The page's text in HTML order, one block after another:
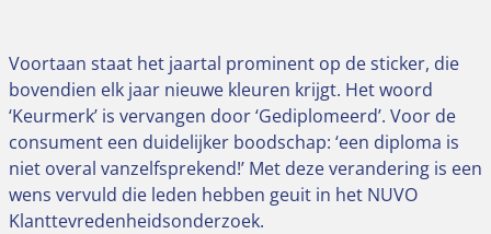
Voortaan staat het jaartal prominent op de sticker, die
bovendien elk jaar nieuwe kleuren krijgt. Het woord
‘Keurmerk’ is vervangen door ‘Gediplomeerd’. Voor de
consument een duidelijker boodschap: ‘een diploma is
niet overal vanzelfsprekend!’ Met deze verandering is een
wens vervuld die leden hebben geuit in het NUVO
Klanttevredenheidsonderzoek.